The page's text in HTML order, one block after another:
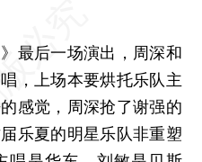
后一场演出，周深和
，上场本要烘托乐队主
感觉，周深抢了谢强的
乐夏的明星乐队非重塑